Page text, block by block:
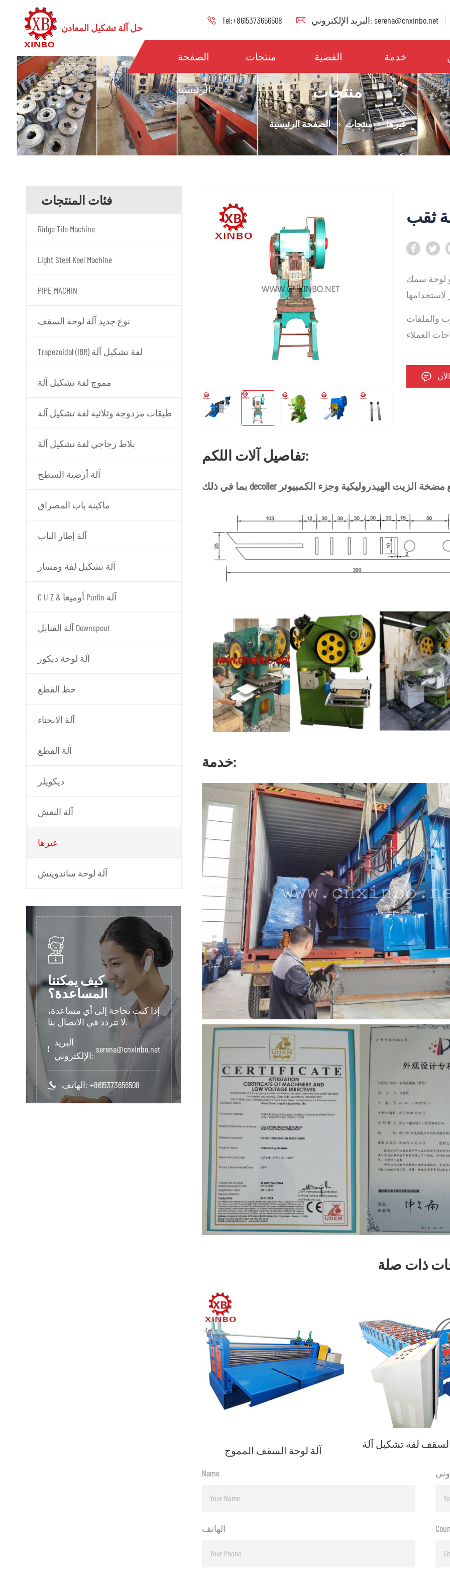
حل آلة تشكيل المعادن
Tel:+8615373656508 البريد الإلكتروني: serena@cnxinbo.net
الصفحة
الرئيسية
منتجات القضية خدمة
منتجات
الصفحة الرئيسية منتجات غيرها
فئات المنتجات
Ridge Tile Machine
Light Steel Keel Machine
PIPE MACHIN
نوع جديد آلة لوحة السقف
Trapezoidal (IBR) لفة تشكيل آلة
مموج لفة تشكيل آلة
طبقات مزدوجة وثلاثية لفة تشكيل آلة
بلاط زجاجي لفة تشكيل آلة
آلة أرضية السطح
ماكينة باب المصراق
آلة إطار الباب
آلة تشكيل لفة ومسار
C U Z & أوميغا Purlin آلة
آلة القنابل Downspout
آلة لوحة ديكور
خط القطع
آلة الانحناء
آلة القطع
ديكويلر
آلة النقش
غيرها
آلة لوحة ساندويتش
كيف يمكننا
المساعدة؟
إذا كنت بحاجة إلى أي مساعدة،
لا تتردد في الاتصال بنا.
البريد
الإلكتروني:
serena@cnxinbo.net
الهاتف: +8615373656508
ثقب
لوحة سمك
والملفات
تفاصيل آلات اللكم:
خدمة:
ذات صلة
آلة لوحة السقف المموج
Name
الهاتف